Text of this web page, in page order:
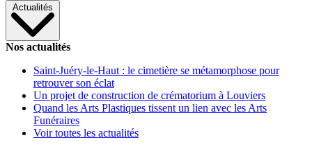
Actualités
Nos actualités
Saint-Juéry-le-Haut : le cimetière se métamorphose pour
retrouver son éclat
Un projet de construction de crématorium à Louviers
Quand les Arts Plastiques tissent un lien avec les Arts
Funéraires
Voir toutes les actualités